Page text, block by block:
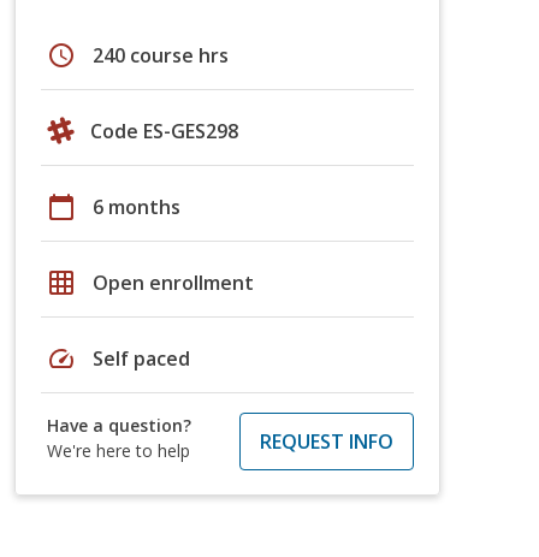
schedule 240 course hrs
Code ES-GES298
calendar_today 6 months
grid_on Open enrollment
speed Self paced
Have a question?
We're here to help
REQUEST INFO